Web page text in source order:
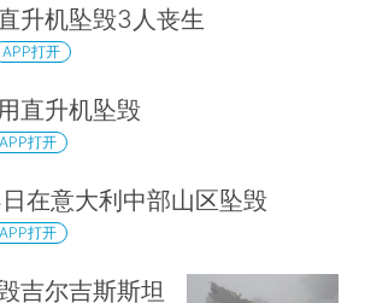
升机坠毁3人丧生
APP打开
直升机坠毁
APP打开
在意大利中部山区坠毁
APP打开
吉尔吉斯斯坦